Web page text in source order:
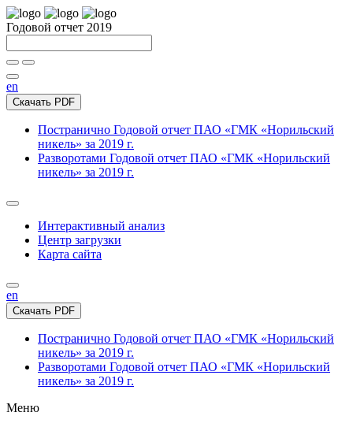
Годовой отчет 2019
en
Скачать PDF
Постранично Годовой отчет ПАО «ГМК «Норильский
никель» за 2019 г.
Разворотами Годовой отчет ПАО «ГМК «Норильский
никель» за 2019 г.
Интерактивный анализ
Центр загрузки
Карта сайта
en
Скачать PDF
Постранично Годовой отчет ПАО «ГМК «Норильский
никель» за 2019 г.
Разворотами Годовой отчет ПАО «ГМК «Норильский
никель» за 2019 г.
Меню